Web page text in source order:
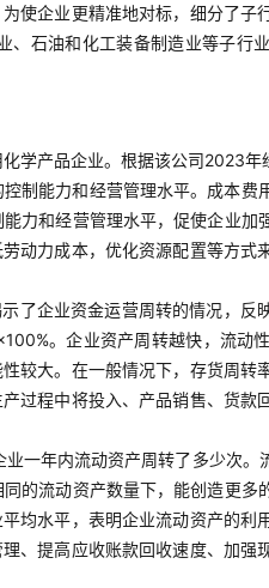
使企业更精准地对标，细分了子
石油和化工装备制造业等子行
产品企业。根据该公司2023年
制能力和经营管理水平。成本
力和经营管理水平，促使企业
动力成本，优化资源配置等方式
企业资金运营周转的情况，反
。企业资产周转越快，流动
较大。在一般情况下，存货周转
过程中将投入、产品销售、货款
一年内流动资产周转了多少次
流动资产数量下，能创造更多
均水平，表明企业流动资产的利
提高应收账款回收速度、加强